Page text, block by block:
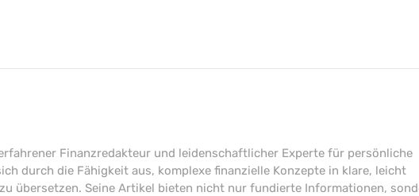
Finanzredakteur und leidenschaftlicher Experte für persönliche
durch die Fähigkeit aus, komplexe finanzielle Konzepte in klare, leicht
übersetzen. Seine Artikel bieten nicht nur fundierte Informationen,